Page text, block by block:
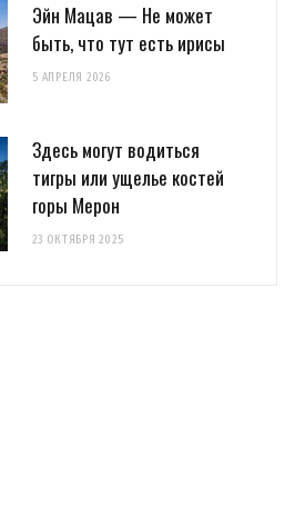
Эйн Мацав — Не может
быть, что тут есть ирисы
5 АПРЕЛЯ 2026
Здесь могут водиться
тигры или ущелье костей
горы Мерон
23 ОКТЯБРЯ 2025